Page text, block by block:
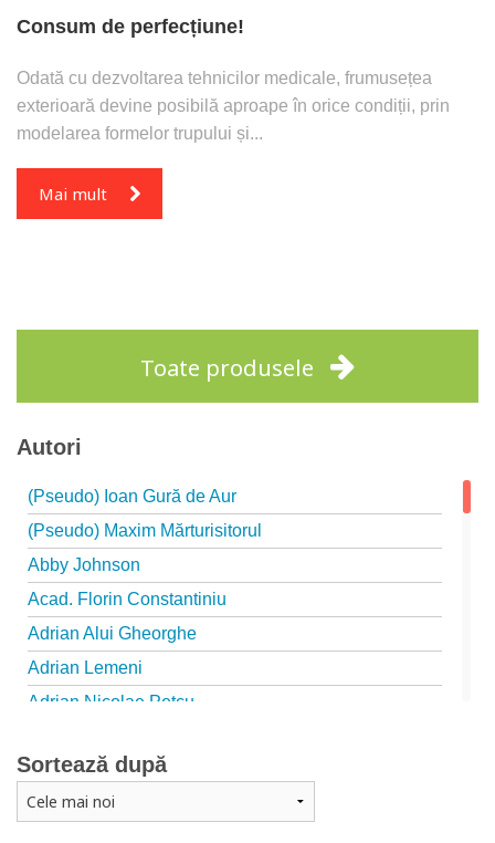
Consum de perfecțiune!
Odată cu dezvoltarea tehnicilor medicale, frumusețea
exterioară devine posibilă aproape în orice condiții, prin
modelarea formelor trupului și...
Mai mult
Toate produsele
Autori
(Pseudo) Ioan Gură de Aur
(Pseudo) Maxim Mărturisitorul
Abby Johnson
Acad. Florin Constantiniu
Adrian Alui Gheorghe
Adrian Lemeni
Adrian Nicolae Petcu
Adriana Petrescu
Alexandra Rotariu
Sortează după